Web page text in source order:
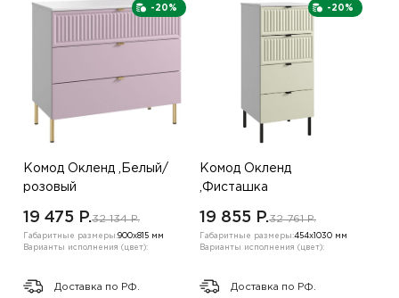
-20%
Комод Окленд ,Белый/
розовый
19 475 P.32 134 P.
Габаритные размеры:900х815 мм
Варианты исполнения (цвет):
Доставка по РФ.
-20%
Комод Окленд
,Фисташка
19 855 P.32 761 P.
Габаритные размеры:454х1030 мм
Варианты исполнения (цвет):
Доставка по РФ.